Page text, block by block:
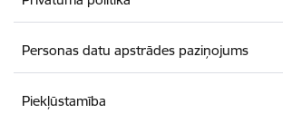
Personas datu apstrādes paziņojums
Piekļūstamība